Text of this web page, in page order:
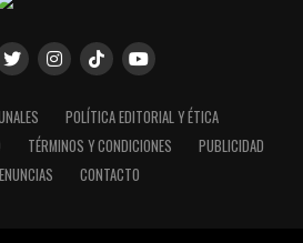
POLÍTICA EDITORIAL Y ÉTICA
TÉRMINOS Y CONDICIONES
PUBLICIDAD
CONTACTO